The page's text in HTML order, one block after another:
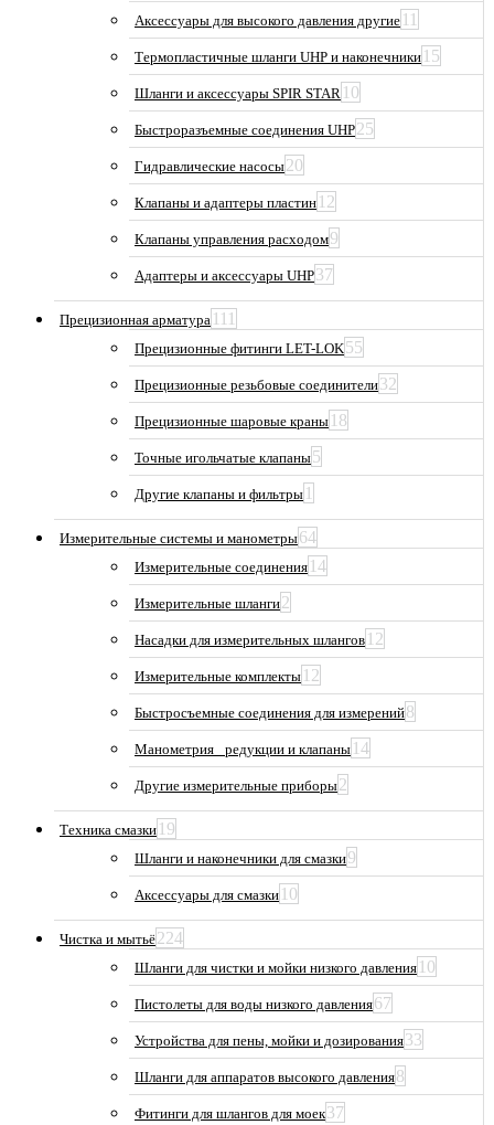
Аксессуары для высокого давления другие 11
Термопластичные шланги UHP и наконечники 15
Шланги и аксессуары SPIR STAR 10
Быстроразъемные соединения UHP25
Гидравлические насосы20
Клапаны и адаптеры пластин 12
Клапаны управления расходом9
Адаптеры и аксессуары UHP37
Прецизионная арматура 111
Прецизионные фитинги LET-LOK55
Прецизионные резьбовые соединители32
Прецизионные шаровые краны 18
Точные игольчатые клапаны5
Другие клапаны и фильтры 1
Измерительные системы и манометры64
Измерительные соединения 14
Измерительные шланги2
Насадки для измерительных шлангов 12
Измерительные комплекты 12
Быстросъемные соединения для измерений8
Манометрия_ редукции и клапаны 14
Другие измерительные приборы2
Техника смазки 19
Шланги и наконечники для смазки9
Аксессуары для смазки 10
Чистка и мытьё224
Шланги для чистки и мойки низкого давления 10
Пистолеты для воды низкого давления67
Устройства для пены, мойки и дозирования33
Шланги для аппаратов высокого давления8
Фитинги для шлангов для моек37